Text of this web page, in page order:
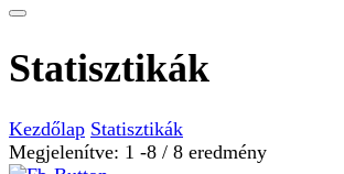
Statisztikák
Kezdőlap Statisztikák
Megjelenítve: 1 -8 / 8 eredmény